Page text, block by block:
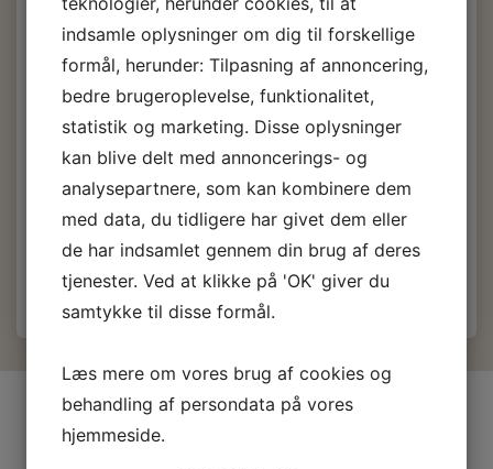
ltr.
284,50 DKKm/Moms
227,60 DKK u/Moms
569,00 DKKm/Moms
Du sparer:284,50 DKK
Læg i kurv
INFORMATIONER
Firma profil
indsamle oplysninger om dig til forskellige
formål, herunder: Tilpasning af annoncering,
bedre brugeroplevelse, funktionalitet,
statistik og marketing. Disse oplysninger
kan blive delt med annoncerings- og
analysepartnere, som kan kombinere dem
med data, du tidligere har givet dem eller
de har indsamlet gennem din brug af deres
tjenester. Ved at klikke på 'OK' giver du
samtykke til disse formål.
Læs mere om vores brug af cookies og
behandling af persondata på vores
hjemmeside.